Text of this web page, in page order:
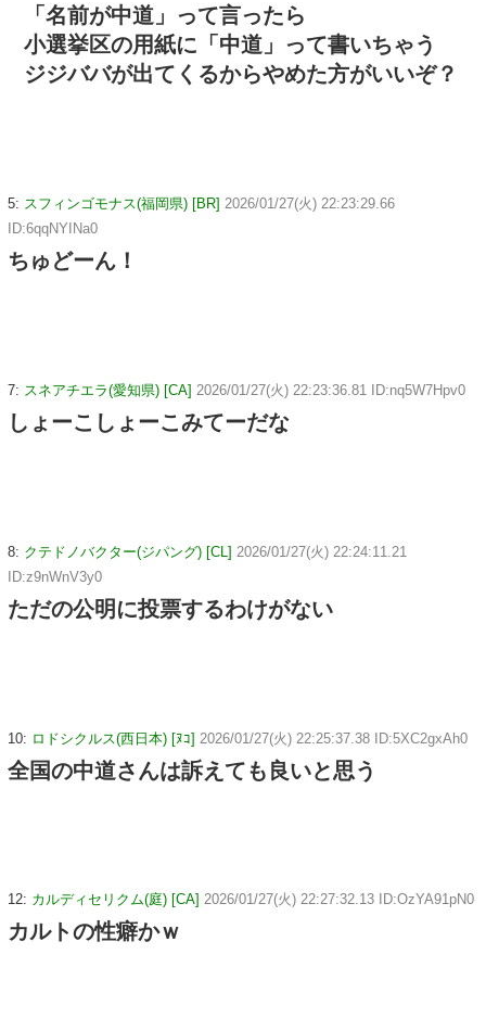
「名前が中道」って言ったら
小選挙区の用紙に「中道」って書いちゃう
ジジババが出てくるからやめた方がいいぞ？
5: スフィンゴモナス(福岡県) [BR] 2026/01/27(火) 22:23:29.66
ID:6qqNYINa0
ちゅどーん！
7: スネアチエラ(愛知県) [CA] 2026/01/27(火) 22:23:36.81 ID:nq5W7Hpv0
しょーこしょーこみてーだな
8: クテドノバクター(ジパング) [CL] 2026/01/27(火) 22:24:11.21
ID:z9nWnV3y0
ただの公明に投票するわけがない
10: ロドシクルス(西日本) [ﾇｺ] 2026/01/27(火) 22:25:37.38 ID:5XC2gxAh0
全国の中道さんは訴えても良いと思う
12: カルディセリクム(庭) [CA] 2026/01/27(火) 22:27:32.13 ID:OzYA91pN0
カルトの性癖かｗ